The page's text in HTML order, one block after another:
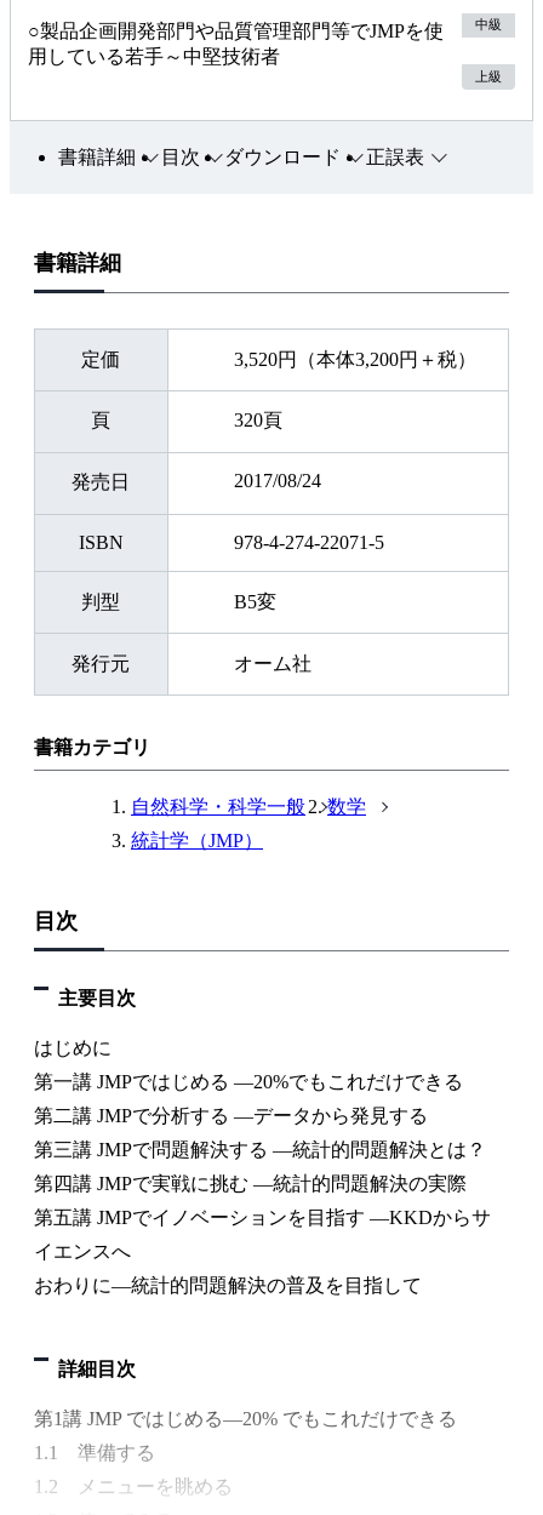
○製品企画開発部門や品質管理部門等でJMPを使
用している若手～中堅技術者
中級
上級
書籍詳細 目次 ダウンロード 正誤表
書籍詳細
定価 3,520円（本体3,200円＋税）
頁 320頁
発売日 2017/08/24
ISBN 978-4-274-22071-5
判型 B5変
発行元 オーム社
書籍カテゴリ
自然科学・科学一般
数学
統計学（JMP）
目次
主要目次
はじめに
第一講 JMPではじめる —20%でもこれだけできる
第二講 JMPで分析する —データから発見する
第三講 JMPで問題解決する —統計的問題解決とは？
第四講 JMPで実戦に挑む —統計的問題解決の実際
第五講 JMPでイノベーションを目指す —KKDからサ
イエンスへ
おわりに—統計的問題解決の普及を目指して
詳細目次
第1講 JMP ではじめる—20% でもこれだけできる
1.1 準備する
1.2 メニューを眺める